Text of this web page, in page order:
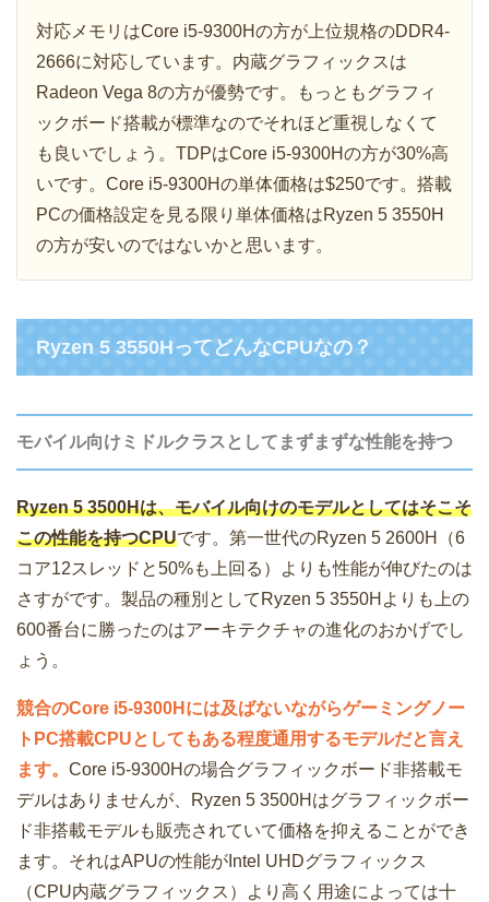
対応メモリはCore i5-9300Hの方が上位規格のDDR4-
2666に対応しています。内蔵グラフィックスは
Radeon Vega 8の方が優勢です。もっともグラフィ
ックボード搭載が標準なのでそれほど重視しなくて
も良いでしょう。TDPはCore i5-9300Hの方が30%高
いです。Core i5-9300Hの単体価格は$250です。搭載
PCの価格設定を見る限り単体価格はRyzen 5 3550H
の方が安いのではないかと思います。
Ryzen 5 3550HってどんなCPUなの？
モバイル向けミドルクラスとしてまずまずな性能を持つ
Ryzen 5 3500Hは、モバイル向けのモデルとしてはそこそ
この性能を持つCPUです。第一世代のRyzen 5 2600H（6
コア12スレッドと50%も上回る）よりも性能が伸びたのは
さすがです。製品の種別としてRyzen 5 3550Hよりも上の
600番台に勝ったのはアーキテクチャの進化のおかげでし
ょう。
競合のCore i5-9300Hには及ばないながらゲーミングノー
トPC搭載CPUとしてもある程度通用するモデルだと言え
ます。 Core i5-9300Hの場合グラフィックボード非搭載モ
デルはありませんが、Ryzen 5 3500Hはグラフィックボー
ド非搭載モデルも販売されていて価格を抑えることができ
ます。それはAPUの性能がIntel UHDグラフィックス
（CPU内蔵グラフィックス）より高く用途によっては十